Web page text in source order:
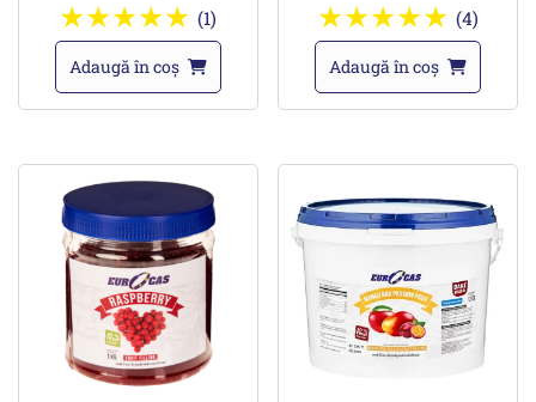
(1)
Adaugă în coș
(4)
Adaugă în coș